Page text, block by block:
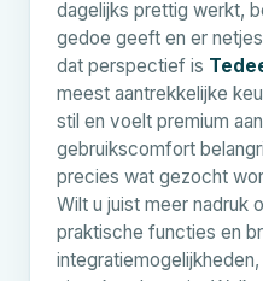
dagelijks prettig werkt,
gedoe geeft en er
dat perspectief is
meest aantrekkelijke
stil en voelt premium
gebruikscomfort
precies wat gezocht
Wilt u juist meer nadruk
praktische functies en
integratiemogelijkheden,